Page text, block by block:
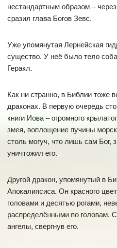
нестандартным образом –
сразил глава Богов Зевс.
Уже упомянутая Лернейская
существо. У неё было тело
Геракл.
Как ни странно, в Библии тоже
драконах. В первую очередь
книги Иова – огромного
змея, воплощение пучины
столь могуч, что лишь сам Бог,
уничтожил его.
Другой дракон, упомянутый в
Апокалипсиса. Он красного
головами и десятью рогами,
распределёнными по головам.
ангелы, свергнув его.